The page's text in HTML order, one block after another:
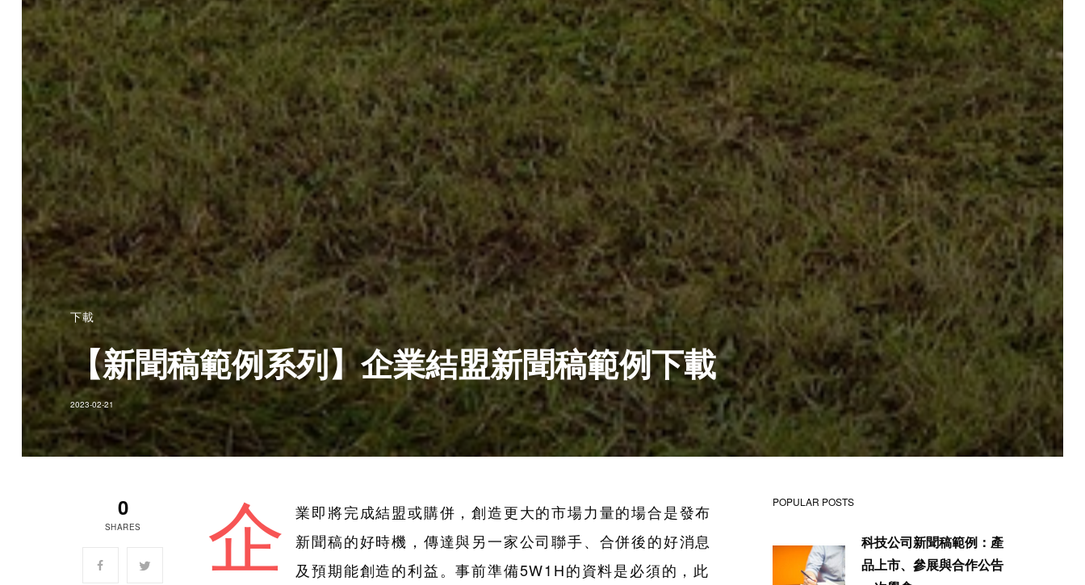
下載
【新聞稿範例系列】企業結盟新聞稿範例下載
2023-02-21
0
SHARES 企
業即將完成結盟或購併，創造更大的市場力量的場合是發布
新聞稿的好時機，傳達與另一家公司聯手、合併後的好消息
及預期能創造的利益。事前準備5W1H的資料是必須的，此
POPULAR POSTS
科技公司新聞稿範例：產
品上市、參展與合作公告